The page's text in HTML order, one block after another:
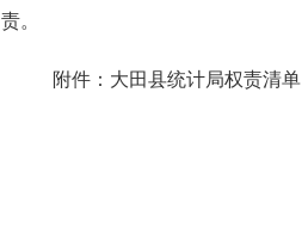
责。
附件：大田县统计局权责清单